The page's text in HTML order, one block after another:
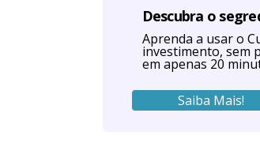
Descubra o
Aprenda a usar o
investimento, sem
em apenas 20
Saiba Mais!